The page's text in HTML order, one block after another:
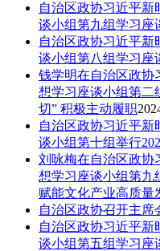
自治区政协习近平新
谈小组第九组学习座
自治区政协习近平新
谈小组第八组学习座
钱学明在自治区政协
想学习座谈小组第二
切” 积极主动履职
自治区政协习近平新
谈小组第十组举行
刘咏梅在自治区政协
想学习座谈小组第九
赋能文化产业高质量
自治区政协召开主席
自治区政协习近平新
谈小组第五组学习座